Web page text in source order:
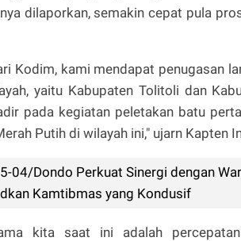
dilaporkan, semakin cepat pula
Kodim, kami mendapat penugasan
yaitu Kabupaten Tolitoli dan
pada kegiatan peletakan batu
Putih di wilayah ini," ujarn Kapten
04/Dondo Perkuat Sinergi dengan
Kamtibmas yang Kondusif
kita saat ini adalah